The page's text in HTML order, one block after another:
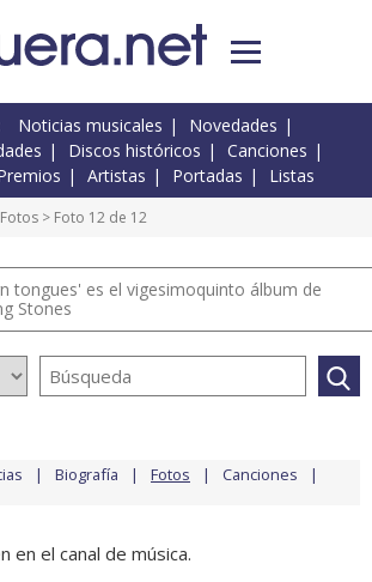
Noticias musicales
Novedades
Discos históricos
Canciones
Artistas Portadas Listas
Fotos > Foto 12 de 12
tongues' es el vigesimoquinto álbum de
Stones
Biografía Fotos Canciones
en el canal de música.